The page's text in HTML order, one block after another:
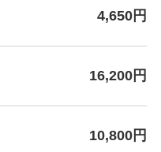
4,650円
16,200円
10,800円